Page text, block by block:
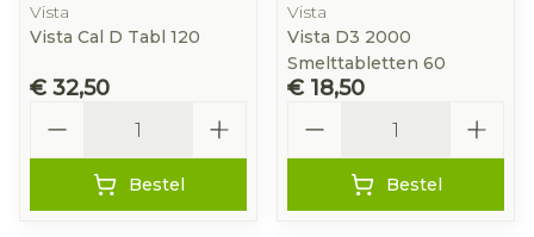
Vista
Vista Cal D Tabl 120
€ 32,50
Bestel
Vista
Vista D3 2000
Smelttabletten 60
€ 18,50
Bestel